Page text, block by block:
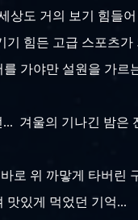
상도 거의 보기 힘들
힘든 고급 스포츠가
가야만 설원을 가르
겨울의 기나긴 밤은
로 위 까맣게 타버린
맛있게 먹었던 기억